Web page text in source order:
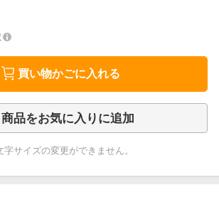
買い物かごに入れる
商品をお気に入りに追加
サイズの変更ができません。